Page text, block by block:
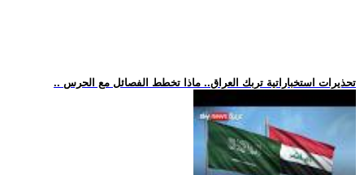
.. تحذيرات استخباراتية تربك العراق.. ماذا تخطط الفصائل مع الحرس